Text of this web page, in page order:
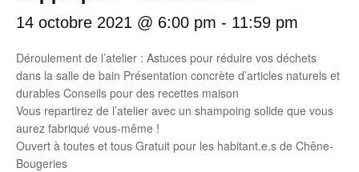
14 octobre 2021 @ 6:00 pm - 11:59 pm
Déroulement de l’atelier : Astuces pour réduire vos déchets
dans la salle de bain Présentation concrète d’articles naturels et
durables Conseils pour des recettes maison
Vous repartirez de l’atelier avec un shampoing solide que vous
aurez fabriqué vous-même !
Ouvert à toutes et tous Gratuit pour les habitant.e.s de Chêne-
Bougeries